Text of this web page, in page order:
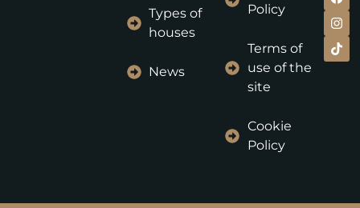
Types of
houses
News
Policy
Terms of
use of the
site
Cookie
Policy